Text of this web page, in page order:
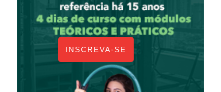
INSCREVA-SE